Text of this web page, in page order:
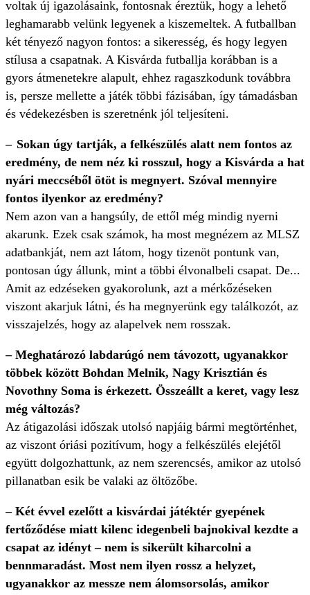
voltak új igazolásaink, fontosnak éreztük, hogy a lehető
leghamarabb velünk legyenek a kiszemeltek. A futballban
két tényező nagyon fontos: a sikeresség, és hogy legyen
stílusa a csapatnak. A Kisvárda futballja korábban is a
gyors átmenetekre alapult, ehhez ragaszkodunk továbbra
is, persze mellette a játék többi fázisában, így támadásban
és védekezésben is szeretnénk jól teljesíteni.
– Sokan úgy tartják, a felkészülés alatt nem fontos az
eredmény, de nem néz ki rosszul, hogy a Kisvárda a hat
nyári meccséből ötöt is megnyert. Szóval mennyire
fontos ilyenkor az eredmény?
Nem azon van a hangsúly, de ettől még mindig nyerni
akarunk. Ezek csak számok, ha most megnézem az MLSZ
adatbankját, nem azt látom, hogy tizenöt pontunk van,
pontosan úgy állunk, mint a többi élvonalbeli csapat. De...
Amit az edzéseken gyakorolunk, azt a mérkőzéseken
viszont akarjuk látni, és ha megnyerünk egy találkozót, az
visszajelzés, hogy az alapelvek nem rosszak.
– Meghatározó labdarúgó nem távozott, ugyanakkor
többek között Bohdan Melnik, Nagy Krisztián és
Novothny Soma is érkezett. Összeállt a keret, vagy lesz
még változás?
Az átigazolási időszak utolsó napjáig bármi megtörténhet,
az viszont óriási pozitívum, hogy a felkészülés elejétől
együtt dolgozhattunk, az nem szerencsés, amikor az utolsó
pillanatban esik be valaki az öltözőbe.
– Két évvel ezelőtt a kisvárdai játéktér gyepének
fertőződése miatt kilenc idegenbeli bajnokival kezdte a
csapat az idényt – nem is sikerült kiharcolni a
bennmaradást. Most nem ilyen rossz a helyzet,
ugyanakkor az messze nem álomsorsolás, amikor